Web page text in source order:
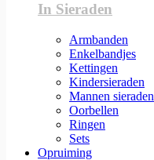
In Sieraden
Armbanden
Enkelbandjes
Kettingen
Kindersieraden
Mannen sieraden
Oorbellen
Ringen
Sets
Opruiming